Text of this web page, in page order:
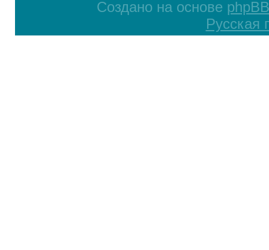
Создано на основе phpBB
Русская